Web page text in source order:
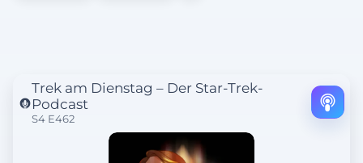
Trek am Dienstag – Der Star-Trek-
Podcast
S4 E462